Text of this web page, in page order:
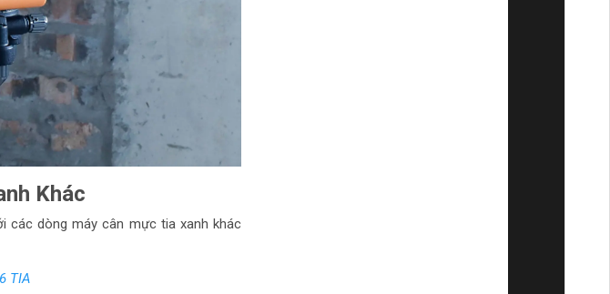
Khác
các dòng máy cân mực tia xanh khác
TIA